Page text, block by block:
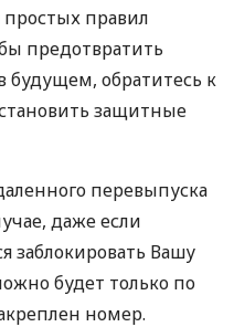
правил
предотвратить
будущем, обратитесь к
защитные
перевыпуска
даже если
заблокировать Вашу
будет только по
номер.